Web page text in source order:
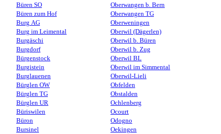
Büren SO
Büren zum Hof
Burg AG
Burg im Leimental
Burgäschi
Burgdorf
Bürgenstock
Burgistein
Burglauenen
Bürglen OW
Bürglen TG
Bürglen UR
Büriswilen
Büron
Bursinel
Oberwangen b. Bern
Oberwangen TG
Oberweningen
Oberwil (Dägerlen)
Oberwil b. Büren
Oberwil b. Zug
Oberwil BL
Oberwil im Simmental
Oberwil-Lieli
Obfelden
Obstalden
Ochlenberg
Ocourt
Odogno
Oekingen